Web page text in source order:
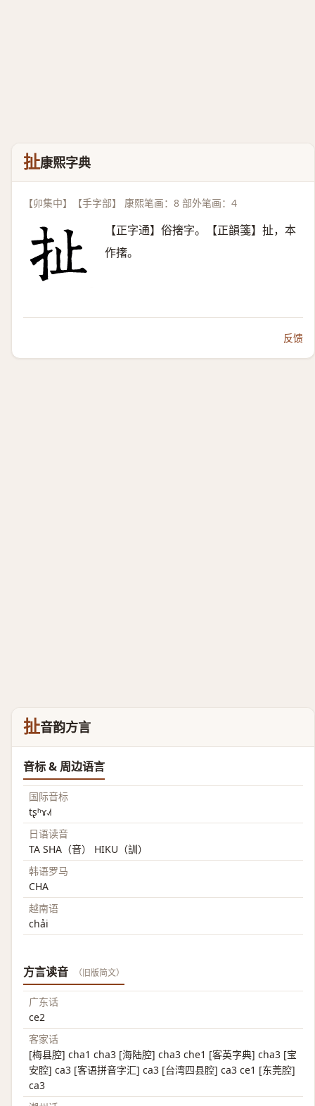
扯康熙字典
【卯集中】【手字部】 康熙笔画：8 部外笔画：4
【正字通】俗撦字。【正韻箋】扯，本
作撦。
反馈
扯音韵方言
音标 & 周边语言
国际音标
tʂʰɤ˨˩˦
日语读音
TA SHA（音） HIKU（訓）
韩语罗马
CHA
越南语
chải
方言读音 （旧版简文）
广东话
ce2
客家话
[梅县腔] cha1 cha3 [海陆腔] cha3 che1 [客英字典] cha3 [宝
安腔] ca3 [客语拼音字汇] ca3 [台湾四县腔] ca3 ce1 [东莞腔]
ca3